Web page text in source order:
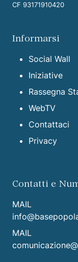
CF 93171910420
Informarsi
Social Wall
Iniziative
Rassegna
WebTV
Contattaci
Privacy
Contatti e
MAIL
MAIL